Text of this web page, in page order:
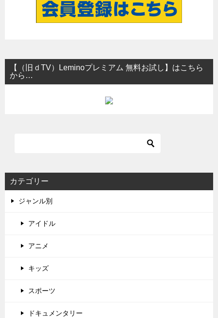
【（旧ｄTV）Leminoプレミアム 無料お試し】はこちら
から…
カテゴリー
ジャンル別
アイドル
アニメ
キッズ
スポーツ
ドキュメンタリー